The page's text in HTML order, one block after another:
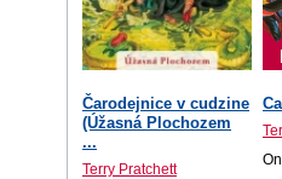
Čarodejnice v cudzine
(Úžasná Plochozem
...
Terry Pratchett